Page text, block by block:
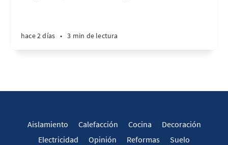
hace 2 días • 3 min de lectura
Aislamiento Calefacción Cocina
Decoración
Electricidad
Opinión Reformas Suelo